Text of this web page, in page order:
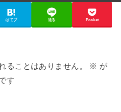
はてブ 送る Pocket
ることはありません。 ※ が
す